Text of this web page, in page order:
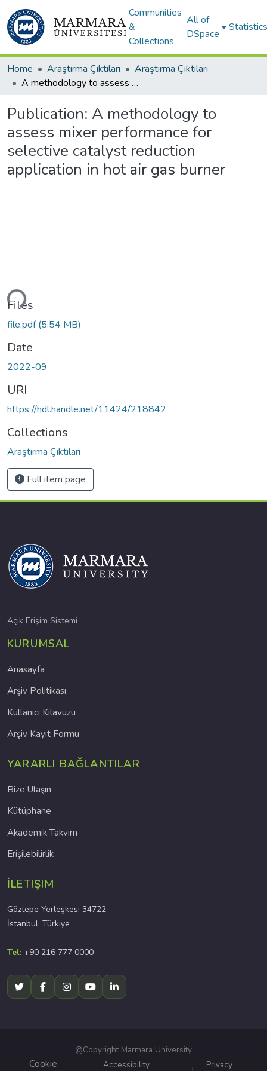
Communities
&
Collections
All of
DSpace
Statistics
Home Araştırma Çıktıları
Araştırma Çıktıları
A methodology to assess mixer performance for selective catalyst reduction application in hot air gas burner
Publication: A methodology to
assess mixer performance for
selective catalyst reduction
application in hot air gas burner
Files
file.pdf(5.54 MB)
Date
2022-09
URI
https://hdl.handle.net/11424/218842
Collections
Araştırma Çıktıları
Full item page
Açık Erişim Sistemi
KURUMSAL
Anasayfa
Arşiv Politikası
Kullanıcı Kılavuzu
Arşiv Kayıt Formu
YARARLI BAĞLANTILAR
Bize Ulaşın
Kütüphane
Akademik Takvim
Erişilebilirlik
İLETIŞIM
Göztepe Yerleşkesi 34722
İstanbul, Türkiye
Tel: +90 216 777 0000
@Copyright Marmara University
Cookie Accessibility Privacy